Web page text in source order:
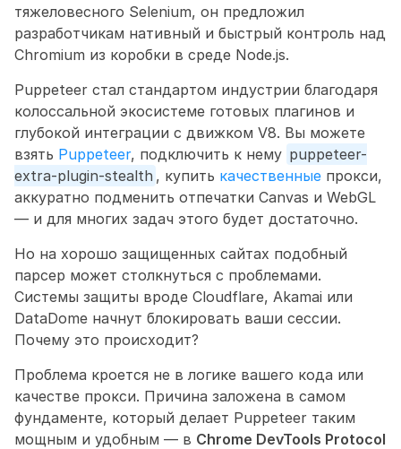
тяжеловесного Selenium, он предложил
разработчикам нативный и быстрый контроль над
Chromium из коробки в среде Node.js.
Puppeteer стал стандартом индустрии благодаря
колоссальной экосистеме готовых плагинов и
глубокой интеграции с движком V8. Вы можете
взять Puppeteer, подключить к нему puppeteer-
extra-plugin-stealth , купить качественные прокси,
аккуратно подменить отпечатки Canvas и WebGL
— и для многих задач этого будет достаточно.
Но на хорошо защищенных сайтах подобный
парсер может столкнуться с проблемами.
Системы защиты вроде Cloudflare, Akamai или
DataDome начнут блокировать ваши сессии.
Почему это происходит?
Проблема кроется не в логике вашего кода или
качестве прокси. Причина заложена в самом
фундаменте, который делает Puppeteer таким
мощным и удобным — в Chrome DevTools Protocol